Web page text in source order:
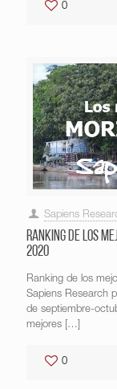
0
Sapiens
Ranking de los
2020
Ranking de los
Sapiens Research
de septiembre-
mejores […]
0